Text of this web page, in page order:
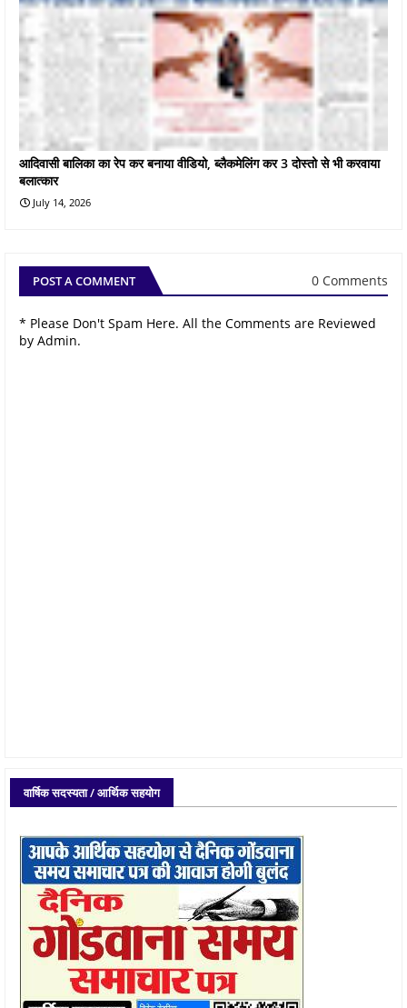
आदिवासी बालिका का रेप कर बनाया वीडियो, ब्लैकमेलिंग कर 3 दोस्तो से भी करवाया
बलात्कार
July 14, 2026
POST A COMMENT 0 Comments
* Please Don't Spam Here. All the Comments are Reviewed
by Admin.
वार्षिक सदस्यता / आर्थिक सहयोग